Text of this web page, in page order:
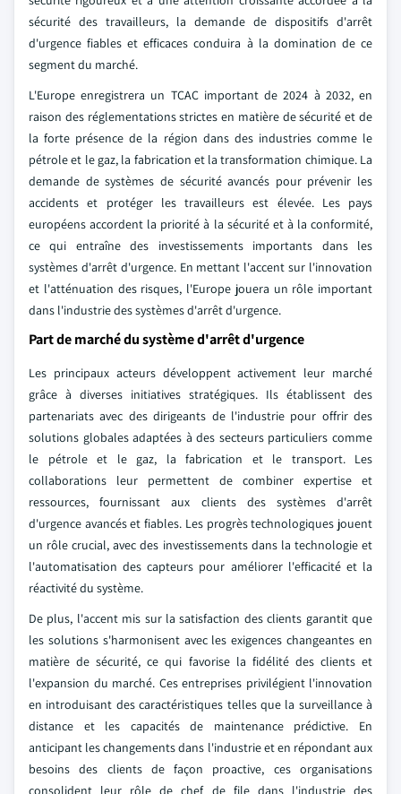
sécurité des travailleurs, la demande de dispositifs d'arrêt
d'urgence fiables et efficaces conduira à la domination de ce
segment du marché.
L'Europe enregistrera un TCAC important de 2024 à 2032, en
raison des réglementations strictes en matière de sécurité et de
la forte présence de la région dans des industries comme le
pétrole et le gaz, la fabrication et la transformation chimique. La
demande de systèmes de sécurité avancés pour prévenir les
accidents et protéger les travailleurs est élevée. Les pays
européens accordent la priorité à la sécurité et à la conformité,
ce qui entraîne des investissements importants dans les
systèmes d'arrêt d'urgence. En mettant l'accent sur l'innovation
et l'atténuation des risques, l'Europe jouera un rôle important
dans l'industrie des systèmes d'arrêt d'urgence.
Part de marché du système d'arrêt d'urgence
Les principaux acteurs développent activement leur marché
grâce à diverses initiatives stratégiques. Ils établissent des
partenariats avec des dirigeants de l'industrie pour offrir des
solutions globales adaptées à des secteurs particuliers comme
le pétrole et le gaz, la fabrication et le transport. Les
collaborations leur permettent de combiner expertise et
ressources, fournissant aux clients des systèmes d'arrêt
d'urgence avancés et fiables. Les progrès technologiques jouent
un rôle crucial, avec des investissements dans la technologie et
l'automatisation des capteurs pour améliorer l'efficacité et la
réactivité du système.
De plus, l'accent mis sur la satisfaction des clients garantit que
les solutions s'harmonisent avec les exigences changeantes en
matière de sécurité, ce qui favorise la fidélité des clients et
l'expansion du marché. Ces entreprises privilégient l'innovation
en introduisant des caractéristiques telles que la surveillance à
distance et les capacités de maintenance prédictive. En
anticipant les changements dans l'industrie et en répondant aux
besoins des clients de façon proactive, ces organisations
consolident leur rôle de chef de file dans l'industrie des